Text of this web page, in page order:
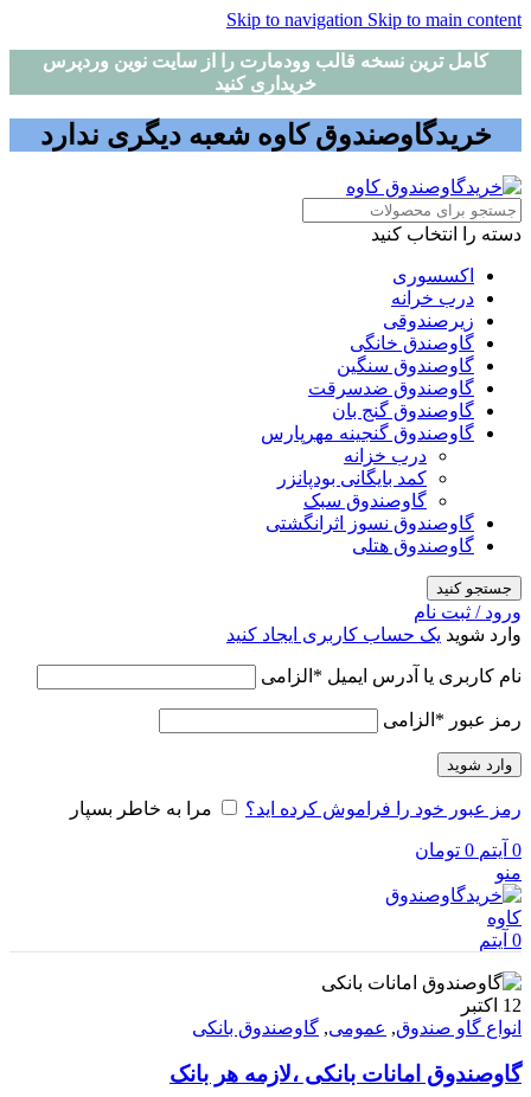
Skip to navigation Skip to main content
کامل ترین نسخه قالب وودمارت را از سایت نوین وردپرس
خریداری کنید
خریدگاوصندوق کاوه شعبه دیگری ندارد
دسته را انتخاب کنید
اکسسوری
درب خرانه
زیرصندوقی
گاوصندق خانگی
گاوصندوق سنگین
گاوصندوق ضدسرقت
گاوصندوق گنج بان
گاوصندوق گنجینه مهرپارس
درب خزانه
کمد بایگانی بودپانزر
گاوصندوق سبک
گاوصندوق نسوز اثرانگشتی
گاوصندوق هتلی
جستجو کنید
ورود / ثبت نام
وارد شوید یک حساب کاربری ایجاد کنید
نام کاربری یا آدرس ایمیل * الزامی
رمز عبور * الزامی
وارد شوید
رمز عبور خود را فراموش کرده اید؟ مرا به خاطر بسپار
0 آیتم 0 تومان
منو
0 آیتم
12 اکتبر
انواع گاو صندوق, عمومی, گاوصندوق بانکی
گاوصندوق امانات بانکی ،لازمه هر بانک